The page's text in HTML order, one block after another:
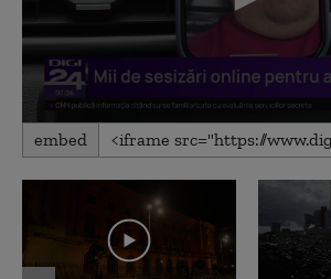
0
seconds
1
seconds
embed